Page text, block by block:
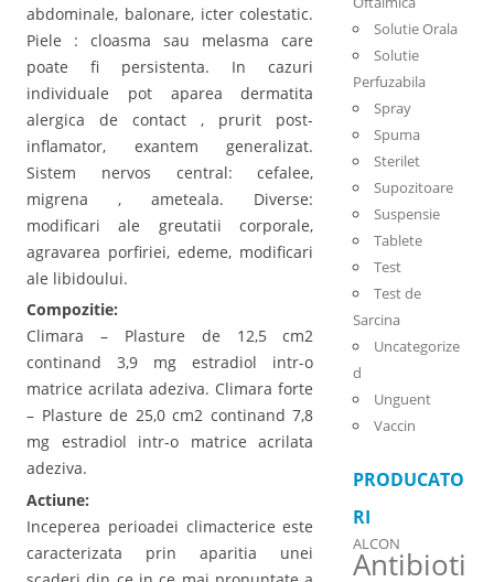
abdominale, balonare, icter colestatic.
Piele : cloasma sau melasma care
poate fi persistenta. In cazuri
individuale pot aparea dermatita
alergica de contact , prurit post-
inflamator, exantem generalizat.
Sistem nervos central: cefalee,
migrena , ameteala. Diverse:
modificari ale greutatii corporale,
agravarea porfiriei, edeme, modificari
ale libidoului.
Compozitie:
Climara – Plasture de 12,5 cm2
continand 3,9 mg estradiol intr-o
matrice acrilata adeziva. Climara forte
– Plasture de 25,0 cm2 continand 7,8
mg estradiol intr-o matrice acrilata
adeziva.
Actiune:
Inceperea perioadei climacterice este
caracterizata prin aparitia unei
Solutie Orala
Solutie
Perfuzabila
Spray
Spuma
Sterilet
Supozitoare
Suspensie
Tablete
Test
Test de
Sarcina
Uncategorize
d
Unguent
Vaccin
PRODUCATO
RI
ALCON
Antibioti